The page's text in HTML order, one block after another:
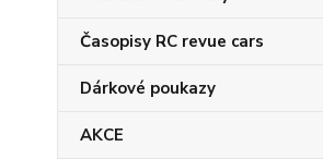
Časopisy RC revue cars
Dárkové poukazy
AKCE